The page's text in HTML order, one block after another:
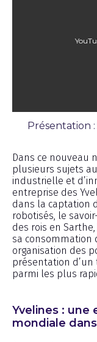
Présentation
Dans ce nouveau
plusieurs sujets
industrielle et
entreprise des
dans la captation
robotisés, le
des rois en
sa consommation
organisation des
présentation
parmi les plus
Yvelines : une
mondiale